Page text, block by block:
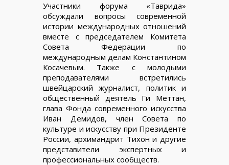
Участники форума «Таврида»
обсуждали вопросы современной
истории международных отношений
вместе с председателем Комитета
Совета Федерации по
международным делам Константином
Косачевым. Также с молодыми
преподавателями встретились
швейцарский журналист, политик и
общественный деятель Ги Меттан,
глава Фонда современного искусства
Иван Демидов, член Совета по
культуре и искусству при Президенте
России, архимандрит Тихон и другие
представители экспертных и
профессиональных сообществ.